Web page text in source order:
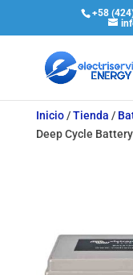
+58
Inicio/Tienda /
Deep Cycle Battery